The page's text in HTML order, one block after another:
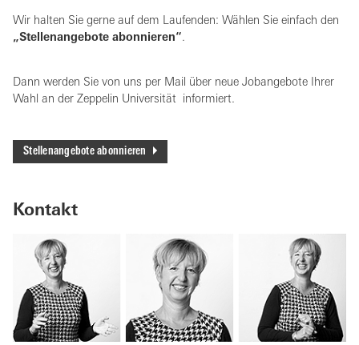
Wir halten Sie gerne auf dem Laufenden: Wählen Sie einfach den
„Stellenangebote abonnieren“.
Dann werden Sie von uns per Mail über neue Jobangebote Ihrer
Wahl an der Zeppelin Universität informiert.
Stellenangebote abonnieren
Kontakt